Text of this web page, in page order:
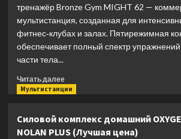
CMS-
COM1
(Лучшая
тренажёр Bronze Gym MIGHT 62 —
мультистанция, созданная для
фитнес‑клубах и залах. Пятирежимная
обеспечивает полный спектр
части тела...
Читать далееПрочитать
больше
5-
ти
Мультистанции
Силовой комплекс домашний
NOLAN PLUS (Лучшая цена)